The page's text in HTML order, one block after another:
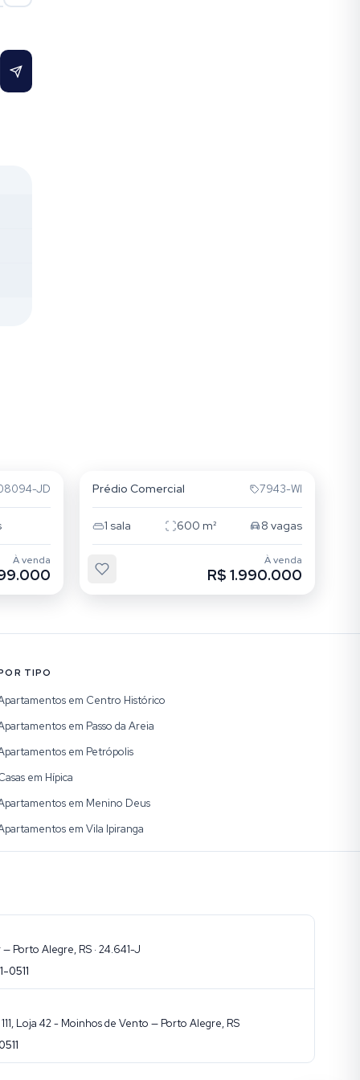
JD
À venda
Prédio Comercial 7943-WI
1 sala 600 m² 8 vagas
À venda
R$ 1.990.000
TIPO
em Centro Histórico
em Passo da Areia
em Petrópolis
em Hípica
em Menino Deus
em Vila Ipiranga
Porto Alegre, RS · 24.641-J
0511
Loja 42 - Moinhos de Vento — Porto Alegre, RS